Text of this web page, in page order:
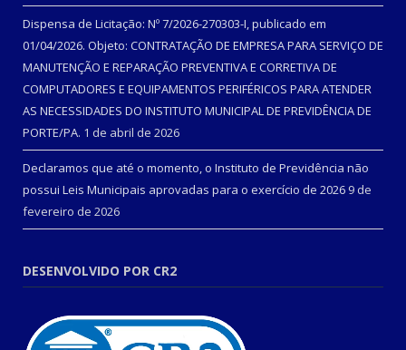
Dispensa de Licitação: Nº 7/2026-270303-I, publicado em
01/04/2026. Objeto: CONTRATAÇÃO DE EMPRESA PARA SERVIÇO DE
MANUTENÇÃO E REPARAÇÃO PREVENTIVA E CORRETIVA DE
COMPUTADORES E EQUIPAMENTOS PERIFÉRICOS PARA ATENDER
AS NECESSIDADES DO INSTITUTO MUNICIPAL DE PREVIDÊNCIA DE
PORTE/PA. 1 de abril de 2026
Declaramos que até o momento, o Instituto de Previdência não
possui Leis Municipais aprovadas para o exercício de 2026 9 de
fevereiro de 2026
DESENVOLVIDO POR CR2